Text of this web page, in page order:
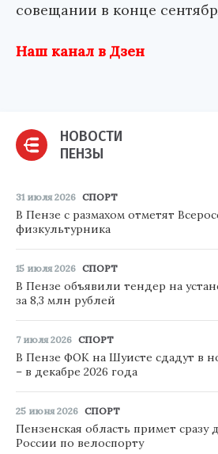
совещании в конце
Наш канал в Дзен
НОВОСТИ
ПЕНЗЫ
31 июля 2026 СПОРТ
В Пензе с размахом отметят
физкультурника
15 июля 2026 СПОРТ
В Пензе объявили тендер на
за 8,3 млн рублей
7 июля 2026 СПОРТ
В Пензе ФОК на Шуисте сдадут в
– в декабре 2026 года
25 июня 2026 СПОРТ
Пензенская область примет сразу
России по велоспорту